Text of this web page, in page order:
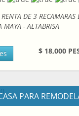
DE 3 RECAMARAS
MAYA - ALTABRISA
$ 18,000
PARA